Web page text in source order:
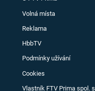
Volná místa
Reklama
HbbTV
Podmínky užívání
Cookies
Vlastník FTV Prima spol. s